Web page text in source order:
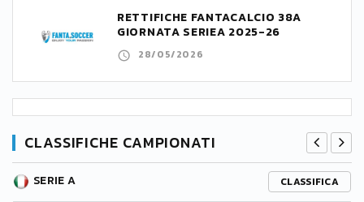
RETTIFICHE FANTACALCIO 38A
GIORNATA SERIEA 2025-26
28/05/2026
CLASSIFICHE CAMPIONATI
SERIE A CLASSIFICA